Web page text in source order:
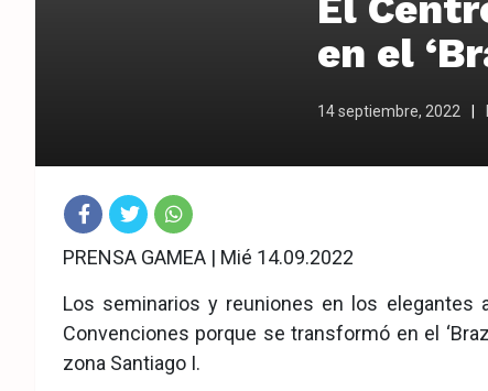
en el
14 septiembre, 2022
Fac
ook
Twit Wha
tsA
pp
PRENSA GAMEA | Mié 14.09.2022
Los seminarios y reuniones en los elegantes
Convenciones porque se transformó en el
zona Santiago I.